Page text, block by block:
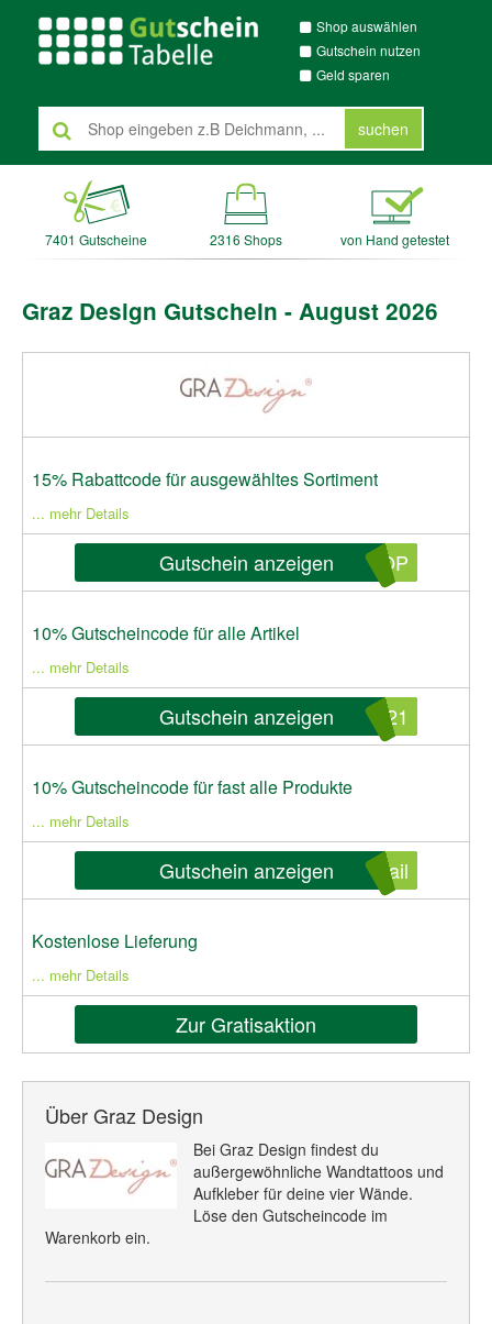
Shop auswählen
Gutschein nutzen
Geld sparen
suchen
7401 Gutscheine 2316 Shops von Hand getestet
Graz Design Gutschein - August 2026
15% Rabattcode für ausgewähltes Sortiment
... mehr Details
Gutschein anzeigen HOP
10% Gutscheincode für alle Artikel
... mehr Details
Gutschein anzeigen 021
10% Gutscheincode für fast alle Produkte
... mehr Details
Gutschein anzeigen ail
Kostenlose Lieferung
... mehr Details
Zur Gratisaktion
Über Graz Design
Bei Graz Design findest du
außergewöhnliche Wandtattoos und
Aufkleber für deine vier Wände.
Löse den Gutscheincode im
Warenkorb ein.